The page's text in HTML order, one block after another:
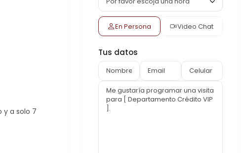
y a solo 7
En Persona Video Chat
Tus datos